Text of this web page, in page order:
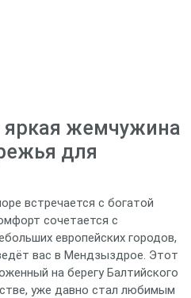
жемчужина
для
встречается с богатой
сочетается с
европейских городов,
вас в Мендзыздрое. Этот
на берегу Балтийского
уже давно стал любимым